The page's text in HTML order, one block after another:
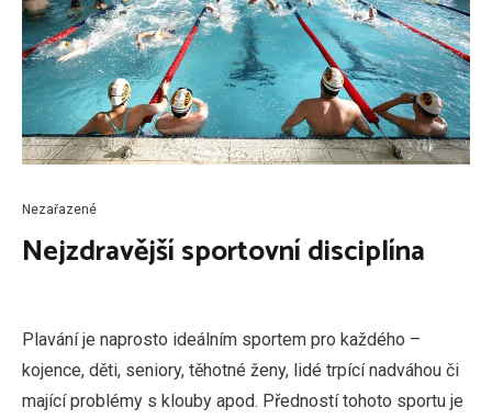
Nezařazené
Nejzdravější sportovní disciplína
Plavání je naprosto ideálním sportem pro každého –
kojence, děti, seniory, těhotné ženy, lidé trpící nadváhou či
mající problémy s klouby apod. Předností tohoto sportu je